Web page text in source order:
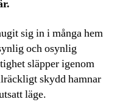
sig in i många hem
och osynlig
släpper igenom
skydd hamnar
läge.